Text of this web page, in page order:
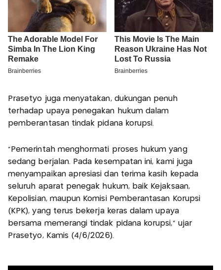
Prasetyo juga menyatakan, dukungan penuh
terhadap upaya penegakan hukum dalam
pemberantasan tindak pidana korupsi.
"Pemerintah menghormati proses hukum yang
sedang berjalan. Pada kesempatan ini, kami juga
menyampaikan apresiasi dan terima kasih kepada
seluruh aparat penegak hukum, baik Kejaksaan,
Kepolisian, maupun Komisi Pemberantasan Korupsi
(KPK), yang terus bekerja keras dalam upaya
bersama memerangi tindak pidana korupsi," ujar
Prasetyo, Kamis (4/6/2026).